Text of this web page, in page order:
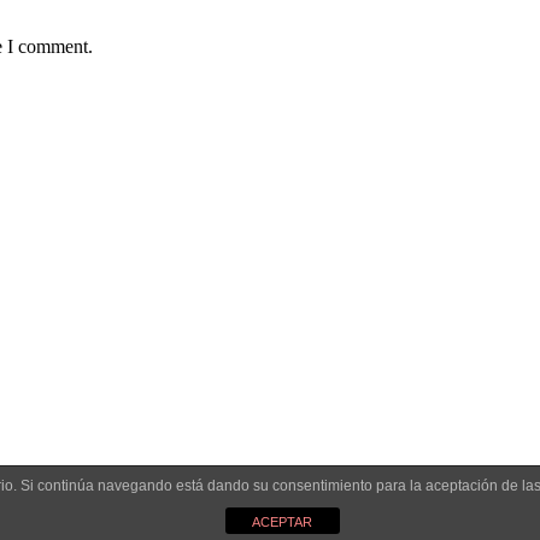
I comment.
Si continúa navegando está dando su consentimiento para la aceptación de
ACEPTAR